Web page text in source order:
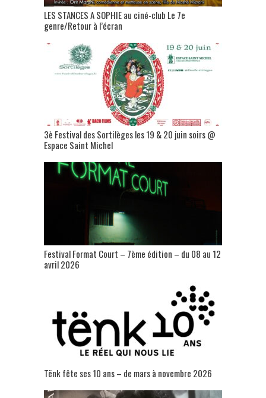
LES STANCES A SOPHIE au ciné-club Le 7e
genre/Retour à l’écran
3è Festival des Sortilèges les 19 & 20 juin soirs @
Espace Saint Michel
Festival Format Court – 7ème édition – du 08 au 12
avril 2026
Tënk fête ses 10 ans – de mars à novembre 2026